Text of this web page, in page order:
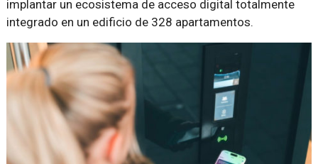
implantar un ecosistema de acceso digital totalmente
integrado en un edificio de 328 apartamentos.